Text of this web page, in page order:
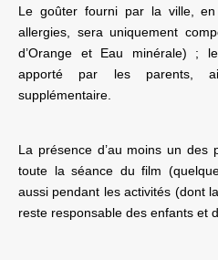
Le goûter fourni par la ville,
allergies, sera uniquement
d’Orange et Eau minérale) ;
apporté par les parents,
supplémentaire.
La présence d’au moins un des
toute la séance du film
aussi pendant les activités (dont
reste responsable des enfants et